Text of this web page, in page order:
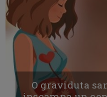
O graviduta